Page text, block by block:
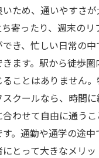
ールに合わせた柔軟
も充実した練習を実
味を両立できる環境
い練習法で効率的に
合わせた個別指導の
業がもたらす便利さ
心！藤沢駅近くのイ
料体験
ため、通いやすさ
寄ったり、週末のリ
き、忙しい日常の
ます。駅から徒歩圏
ことはありません
クールなら、時間
わせて自由に通う
。通勤や通学の途
とって大きなメリ